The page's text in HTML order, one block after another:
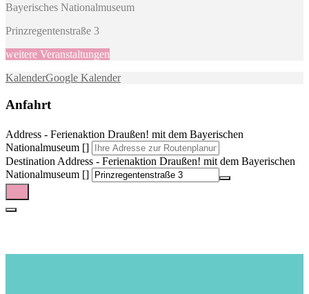
Bayerisches Nationalmuseum
Prinzregentenstraße 3
weitere Veranstaltungen
KalenderGoogle Kalender
Anfahrt
Address - Ferienaktion Draußen! mit dem Bayerischen
Nationalmuseum []
Destination Address - Ferienaktion Draußen! mit dem Bayerischen
Nationalmuseum []